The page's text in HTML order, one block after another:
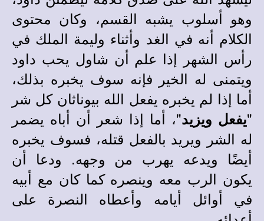
وهو أسلوب يشبه القسم، وكان محتوى
الكلام أنه في الغد وأثناء وليمة الملك في
رأس الشهر إذا علم أن شاول يحب داود
ويتمنى له الخير فإنه سوف يخبره بذلك،
أما إذا لم يخبره يفعل الله بيوناثان كل شر
"يفعل ويزيد"، أما إذا شعر أن أباه يضمر
له الشر ويريد بالفعل قتله، فسوف يخبره
أيضًا ويدعه يهرب من وجهه. ودعا أن
يكون الرب معه وينصره كما كان مع أبيه
في أوائل أيامه وأعطاه النصرة على